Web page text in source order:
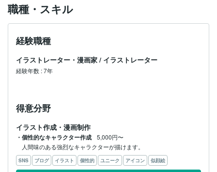
職種・スキル
経験職種
イラストレーター・漫画家 / イラストレーター
経験年数 :7年
得意分野
イラスト作成・漫画制作
・個性的なキャラクター作成
5,000円〜
人間味のある強烈なキャラクターが描けます。
SNS ブログ イラスト 個性的 ユニーク アイコン 似顔絵